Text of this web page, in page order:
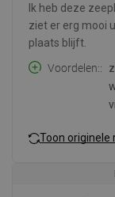
Ik heb deze
ziet er erg mooi
plaats blijft.
Voordelen:
Toon originele